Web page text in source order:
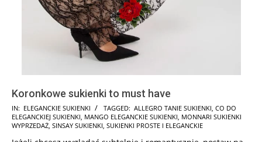
Koronkowe sukienki to must have
2025-
06-
IN: ELEGANCKIE SUKIENKI TAGGED: ALLEGRO TANIE SUKIENKI, CO DO
ELEGANCKIEJ SUKIENKI, MANGO ELEGANCKIE SUKIENKI, MONNARI SUKIENKI
WYPRZEDAŻ, SINSAY SUKIENKI, SUKIENKI PROSTE I ELEGANCKIE